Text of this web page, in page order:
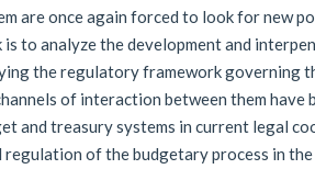
are once again forced to look for new
is to analyze the development and
the regulatory framework governing
of interaction between them have
and treasury systems in current legal
regulation of the budgetary process in